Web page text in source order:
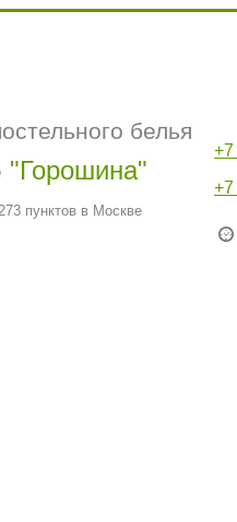
белья
"Горошина"
пунктов в Москве
+7
+7